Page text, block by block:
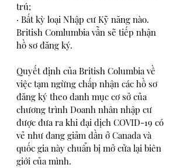
trú;
· Bất kỳ loại Nhập cư Kỹ năng nào.
British Comlumbia vẫn sẽ tiếp nhận
hồ sơ đăng ký.
Quyết định của British Columbia về
việc tạm ngừng chấp nhận các hồ sơ
đăng ký theo danh mục cơ sở của
chương trình Doanh nhân nhập cư
được đưa ra khi đại dịch COVID-19 có
vẻ như đang giảm dần ở Canada và
quốc gia này chuẩn bị mở cửa lại biên
giới của mình.